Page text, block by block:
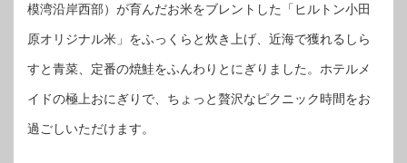
模湾沿岸西部）が育んだお米をブレントした「ヒルトン小田
原オリジナル米」をふっくらと炊き上げ、近海で獲れるしら
すと青菜、定番の焼鮭をふんわりとにぎりました。ホテルメ
イドの極上おにぎりで、ちょっと贅沢なピクニック時間をお
過ごしいただけます。